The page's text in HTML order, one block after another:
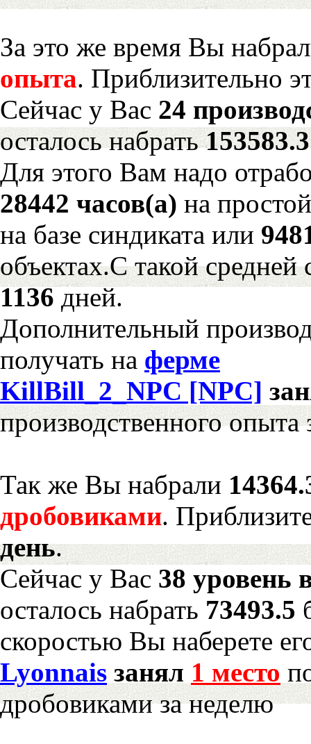
За это же время Вы
опыта. Приблизительно
Сейчас у Вас 24
осталось набрать
Для этого Вам надо
28442 часов(а) на
на базе синдиката или
объектах.С такой средней
1136дней.
Дополнительный
получать на ферме
KillBill_2_NPC [NPC]
производственного опыта
Так же Вы набрали
дробовиками.
день.
Сейчас у Вас 38 уровень
осталось набрать 73493.5
скоростью Вы наберете
Lyonnais занял 1 место
дробовиками за неделю